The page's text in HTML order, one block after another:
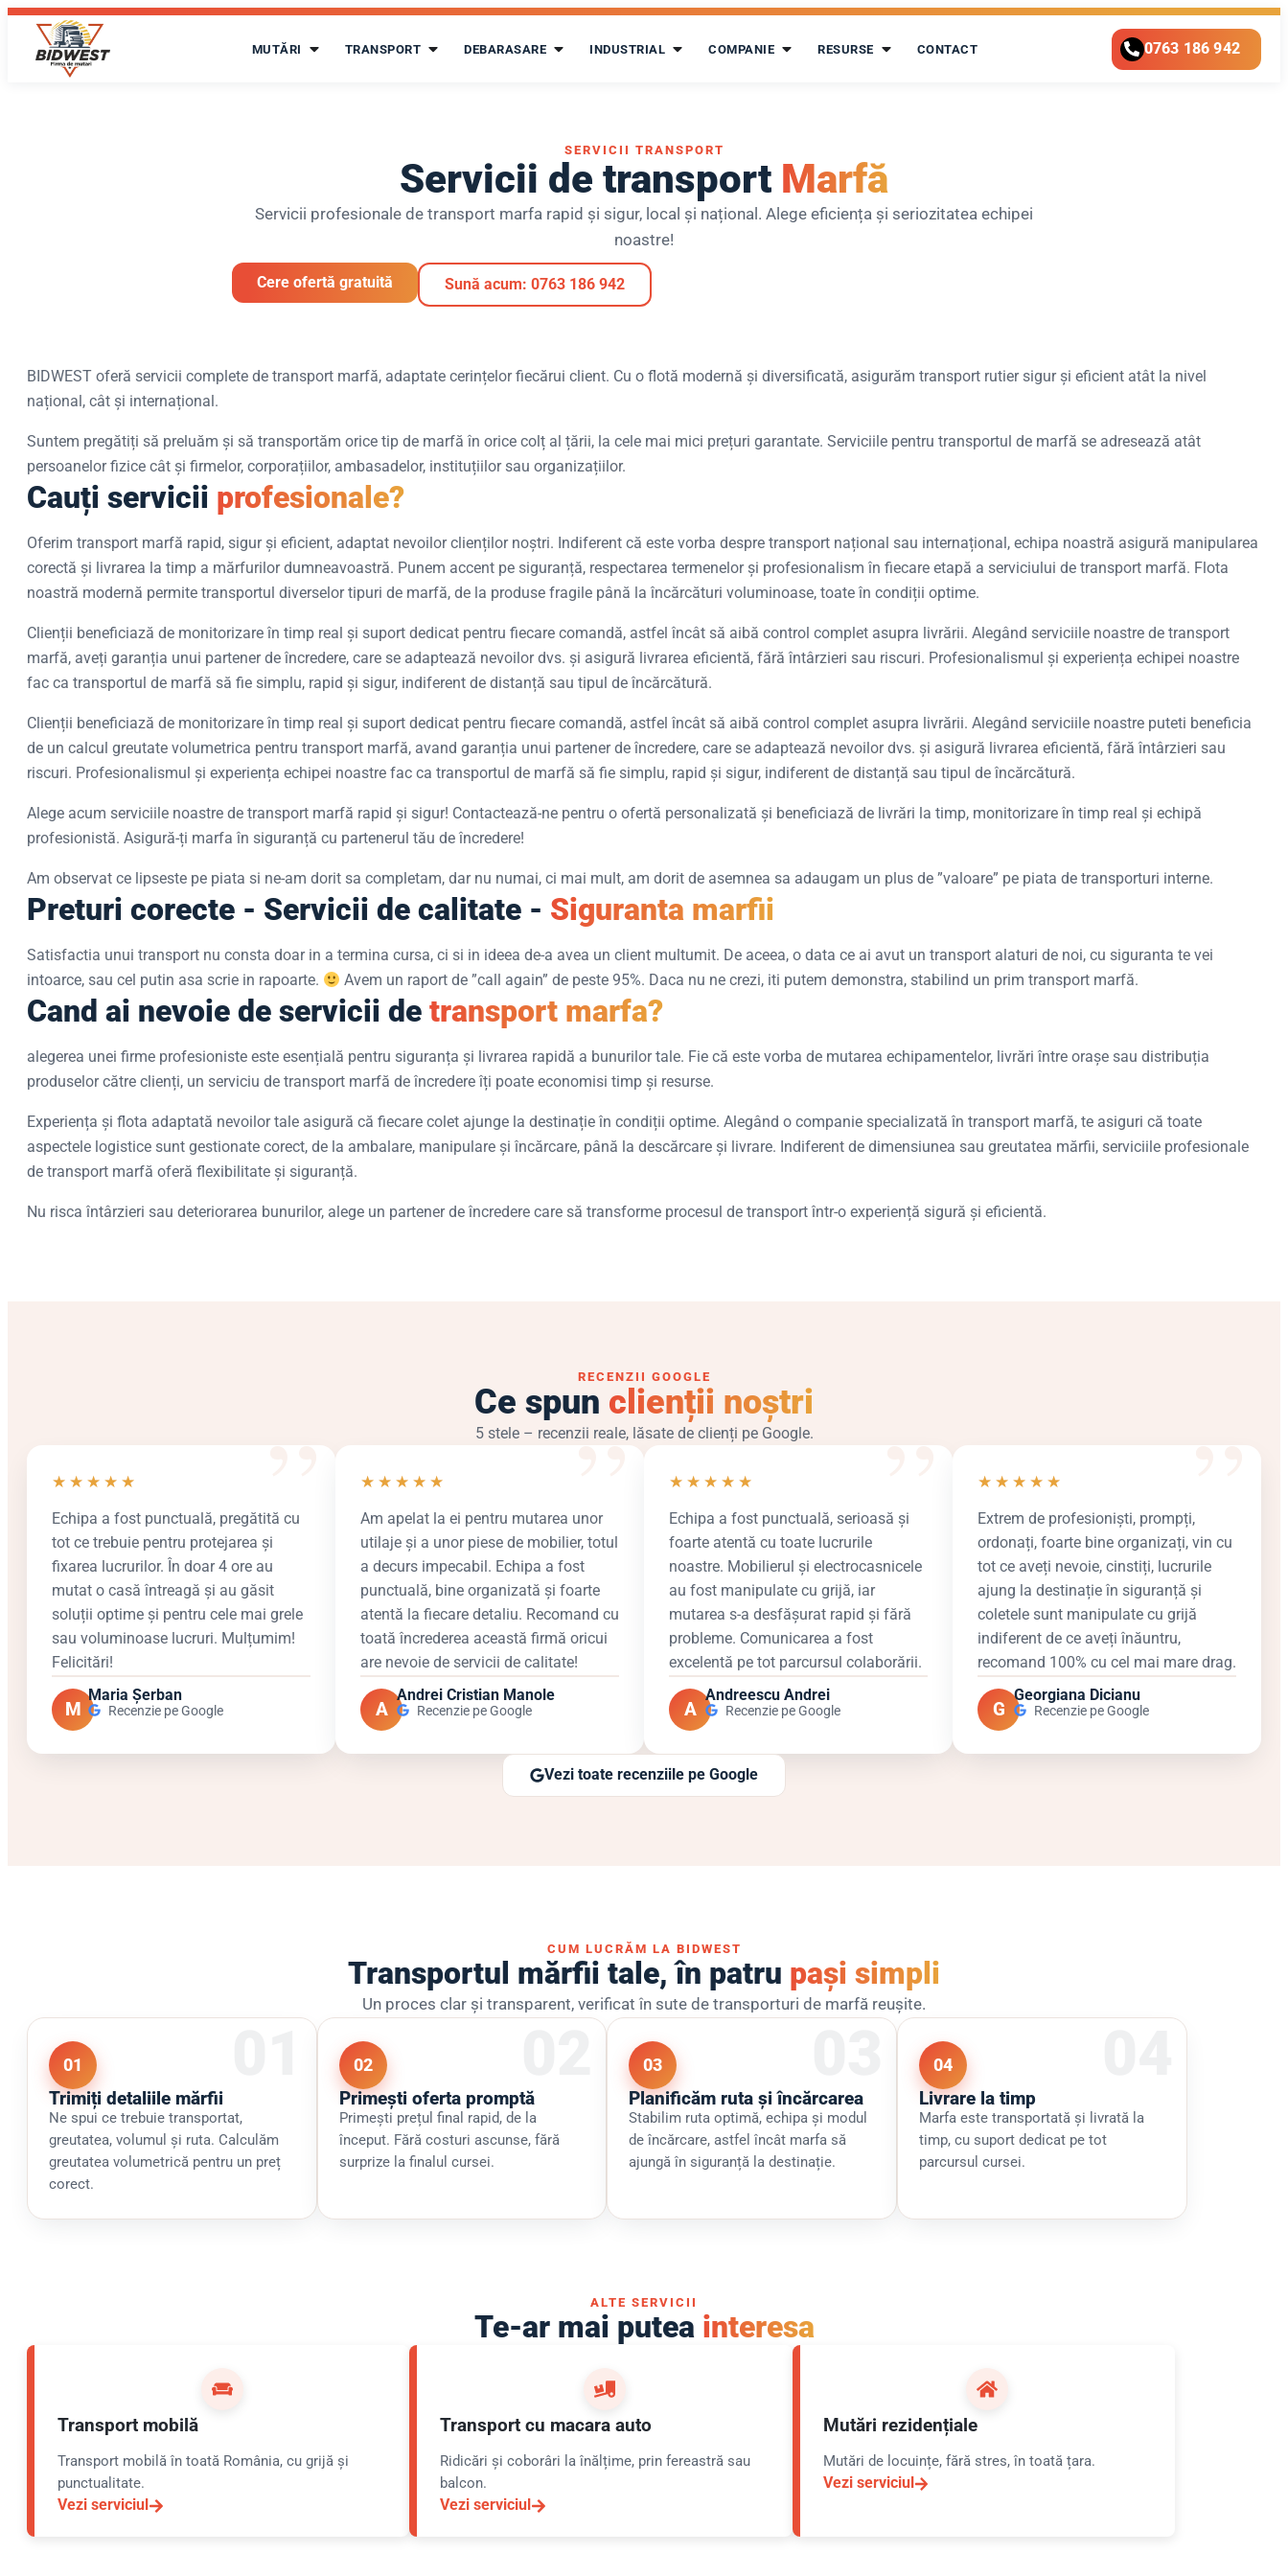
MUTĂRI TRANSPORT DEBARASARE INDUSTRIAL COMPANIE RESURSE CONTACT 0763 186 942
SERVICII TRANSPORT
Servicii de transport Marfă
Servicii profesionale de transport marfa rapid și sigur, local și național. Alege eficiența și seriozitatea echipei
noastre!
Cere ofertă gratuită Sună acum: 0763 186 942
BIDWEST oferă servicii complete de transport marfă, adaptate cerințelor fiecărui client. Cu o flotă modernă și diversificată, asigurăm transport rutier sigur și eficient atât la nivel
național, cât și internațional.
Suntem pregătiți să preluăm și să transportăm orice tip de marfă în orice colț al țării, la cele mai mici prețuri garantate. Serviciile pentru transportul de marfă se adresează atât
persoanelor fizice cât și firmelor, corporațiilor, ambasadelor, instituțiilor sau organizațiilor.
Cauți servicii profesionale?
Oferim transport marfă rapid, sigur și eficient, adaptat nevoilor clienților noștri. Indiferent că este vorba despre transport național sau internațional, echipa noastră asigură manipularea
corectă și livrarea la timp a mărfurilor dumneavoastră. Punem accent pe siguranță, respectarea termenelor și profesionalism în fiecare etapă a serviciului de transport marfă. Flota
noastră modernă permite transportul diverselor tipuri de marfă, de la produse fragile până la încărcături voluminoase, toate în condiții optime.
Clienții beneficiază de monitorizare în timp real și suport dedicat pentru fiecare comandă, astfel încât să aibă control complet asupra livrării. Alegând serviciile noastre de transport
marfă, aveți garanția unui partener de încredere, care se adaptează nevoilor dvs. și asigură livrarea eficientă, fără întârzieri sau riscuri. Profesionalismul și experiența echipei noastre
fac ca transportul de marfă să fie simplu, rapid și sigur, indiferent de distanță sau tipul de încărcătură.
Clienții beneficiază de monitorizare în timp real și suport dedicat pentru fiecare comandă, astfel încât să aibă control complet asupra livrării. Alegând serviciile noastre puteti beneficia
de un calcul greutate volumetrica pentru transport marfă, avand garanția unui partener de încredere, care se adaptează nevoilor dvs. și asigură livrarea eficientă, fără întârzieri sau
riscuri. Profesionalismul și experiența echipei noastre fac ca transportul de marfă să fie simplu, rapid și sigur, indiferent de distanță sau tipul de încărcătură.
Alege acum serviciile noastre de transport marfă rapid și sigur! Contactează-ne pentru o ofertă personalizată și beneficiază de livrări la timp, monitorizare în timp real și echipă
profesionistă. Asigură-ți marfa în siguranță cu partenerul tău de încredere!
Am observat ce lipseste pe piata si ne-am dorit sa completam, dar nu numai, ci mai mult, am dorit de asemnea sa adaugam un plus de ”valoare” pe piata de transporturi interne.
Preturi corecte - Servicii de calitate - Siguranta marfii
Satisfactia unui transport nu consta doar in a termina cursa, ci si in ideea de-a avea un client multumit. De aceea, o data ce ai avut un transport alaturi de noi, cu siguranta te vei
intoarce, sau cel putin asa scrie in rapoarte.
Avem un raport de ”call again” de peste 95%. Daca nu ne crezi, iti putem demonstra, stabilind un prim transport marfă.
Cand ai nevoie de servicii de transport marfa?
alegerea unei firme profesioniste este esențială pentru siguranța și livrarea rapidă a bunurilor tale. Fie că este vorba de mutarea echipamentelor, livrări între orașe sau distribuția
produselor către clienți, un serviciu de transport marfă de încredere îți poate economisi timp și resurse.
Experiența și flota adaptată nevoilor tale asigură că fiecare colet ajunge la destinație în condiții optime. Alegând o companie specializată în transport marfă, te asiguri că toate
aspectele logistice sunt gestionate corect, de la ambalare, manipulare și încărcare, până la descărcare și livrare. Indiferent de dimensiunea sau greutatea mărfii, serviciile profesionale
de transport marfă oferă flexibilitate și siguranță.
Nu risca întârzieri sau deteriorarea bunurilor, alege un partener de încredere care să transforme procesul de transport într-o experiență sigură și eficientă.
RECENZII GOOGLE
Ce spun clienții noștri
5 stele – recenzii reale, lăsate de clienți pe Google.
★ ★ ★ ★ ★
Echipa a fost punctuală, pregătită cu
tot ce trebuie pentru protejarea și
fixarea lucrurilor. În doar 4 ore au
mutat o casă întreagă și au găsit
soluții optime și pentru cele mai grele
sau voluminoase lucruri. Mulțumim!
Felicitări!
M
Maria Șerban
Recenzie pe Google
★ ★ ★ ★ ★
Am apelat la ei pentru mutarea unor
utilaje și a unor piese de mobilier, totul
a decurs impecabil. Echipa a fost
punctuală, bine organizată și foarte
atentă la fiecare detaliu. Recomand cu
toată încrederea această firmă oricui
are nevoie de servicii de calitate!
A
Andrei Cristian Manole
Recenzie pe Google
★ ★ ★ ★ ★
Echipa a fost punctuală, serioasă și
foarte atentă cu toate lucrurile
noastre. Mobilierul și electrocasnicele
au fost manipulate cu grijă, iar
mutarea s-a desfășurat rapid și fără
probleme. Comunicarea a fost
excelentă pe tot parcursul colaborării.
A
Andreescu Andrei
Recenzie pe Google
★ ★ ★ ★ ★
Extrem de profesioniști, prompți,
ordonați, foarte bine organizați, vin cu
tot ce aveți nevoie, cinstiți, lucrurile
ajung la destinație în siguranță și
coletele sunt manipulate cu grijă
indiferent de ce aveți înăuntru,
recomand 100% cu cel mai mare drag.
G
Georgiana Dicianu
Recenzie pe Google
Vezi toate recenziile pe Google
CUM LUCRĂM LA BIDWEST
Transportul mărfii tale, în patru pași simpli
Un proces clar și transparent, verificat în sute de transporturi de marfă reușite.
01
Trimiți detaliile mărfii
Ne spui ce trebuie transportat,
greutatea, volumul și ruta. Calculăm
greutatea volumetrică pentru un preț
corect.
02
Primești oferta promptă
Primești prețul final rapid, de la
început. Fără costuri ascunse, fără
surprize la finalul cursei.
03
Planificăm ruta și încărcarea
Stabilim ruta optimă, echipa și modul
de încărcare, astfel încât marfa să
ajungă în siguranță la destinație.
04
Livrare la timp
Marfa este transportată și livrată la
timp, cu suport dedicat pe tot
parcursul cursei.
ALTE SERVICII
Te-ar mai putea interesa
Transport mobilă
Transport mobilă în toată România, cu grijă și
punctualitate.
Vezi serviciul
Transport cu macara auto
Ridicări și coborâri la înălțime, prin fereastră sau
balcon.
Vezi serviciul
Mutări rezidențiale
Mutări de locuințe, fără stres, în toată țara.
Vezi serviciul